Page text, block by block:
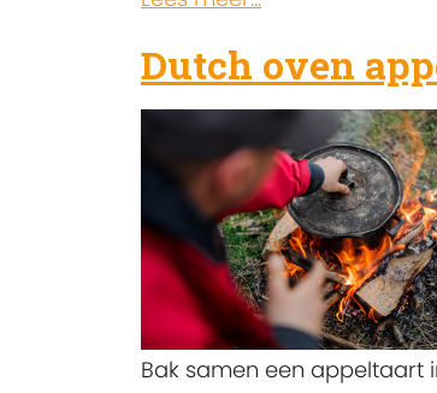
Dutch oven
Bak samen een appeltaart